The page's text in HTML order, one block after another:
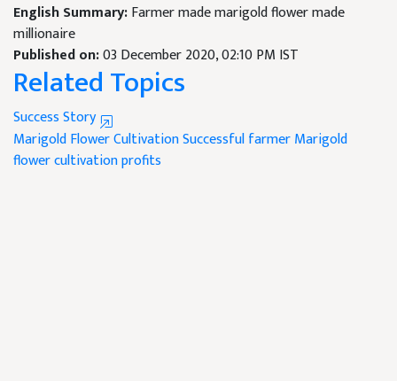
English Summary:Farmer made marigold flower made
millionaire
Published on:03 December 2020, 02:10 PM IST
Related Topics
Success Story
Marigold Flower CultivationSuccessful farmerMarigold
flower cultivation profits